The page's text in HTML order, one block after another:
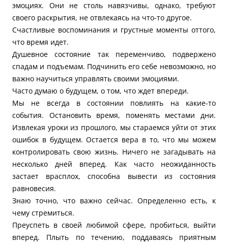
эмоциях. Они не столь навязчивы, однако, требуют
своего раскрытия, не отвлекаясь на что-то другое.
Счастливые воспоминания и грустные моменты оттого,
что время идет.
Душевное состояние так переменчиво, подвержено
спадам и подъемам. Подчинить его себе невозможно, но
важно научиться управлять своими эмоциями.
Часто думаю о будущем, о том, что ждет впереди.
Мы не всегда в состоянии повлиять на какие-то
события. Остановить время, поменять местами дни.
Извлекая уроки из прошлого, мы стараемся уйти от этих
ошибок в будущем. Остается вера в то, что мы можем
контролировать свою жизнь. Ничего не загадывать на
несколько дней вперед. Как часто неожиданность
застает врасплох, способна вывести из состояния
равновесия.
Знаю точно, что важно сейчас. Определенно есть, к
чему стремиться.
Преуспеть в своей любимой сфере, пробиться, выйти
вперед. Плыть по течению, поддаваясь приятным